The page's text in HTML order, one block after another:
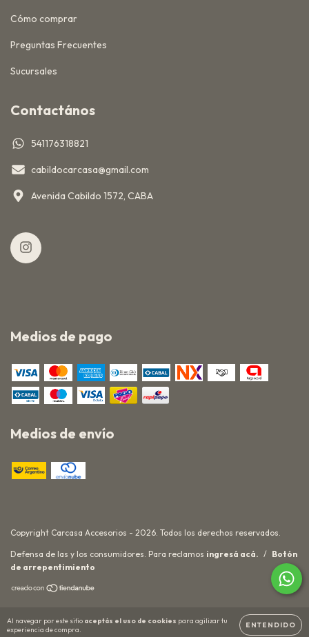
Al navegar por este sitio aceptás el uso de cookies para agilizar tu
experiencia de compra.
ENTENDIDO
Cómo comprar
Preguntas Frecuentes
Sucursales
Contactános
541176318821
cabildocarcasa@gmail.com
Avenida Cabildo 1572, CABA
Medios de pago
Medios de envío
Copyright Carcasa Accesorios - 2026. Todos los derechos reservados.
Defensa de las y los consumidores. Para reclamos ingresá acá. / Botón
de arrepentimiento